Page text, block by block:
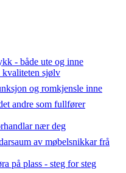
- både ute og inne
kvaliteten sjølv
og romkjensle inne
andre som fullfører
nær deg
av møbelsnikkar frå
på plass - steg for steg